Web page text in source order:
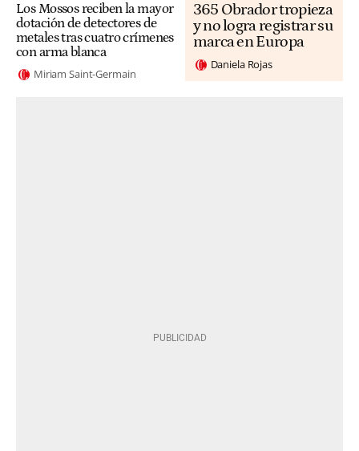
Los Mossos reciben la mayor
dotación de detectores de
metales tras cuatro crímenes
con arma blanca
Miriam Saint-Germain
365 Obrador tropieza
y no logra registrar su
marca en Europa
Daniela Rojas